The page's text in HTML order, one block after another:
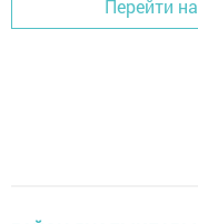
Перейти